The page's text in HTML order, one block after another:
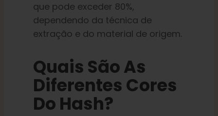
que pode exceder 80%,
dependendo da técnica de
extração e do material de origem.
Quais São As
Diferentes Cores
Do Hash?